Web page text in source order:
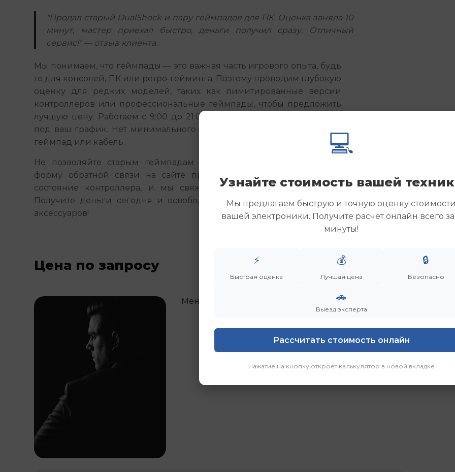
"Продал старый DualShock и пару геймпадов для ПК. Оценка заняла 10
минут, мастер приехал быстро, деньги получил сразу. Отличный
сервис!" — отзыв клиента.
Мы понимаем, что геймпады — это важная часть игрового опыта, будь
то для консолей, ПК или ретро-гейминга. Поэтому проводим глубокую
оценку для редких моделей, таких как лимитированные версии
контроллеров или профессиональные геймпады, чтобы предложить
лучшую цену. Работаем с 9:00 до 21:00 без выходных, подстраиваясь
под ваш график. Нет минимального объема — выкупаем даже один
геймпад или кабель.
Не позволяйте старым геймпадам пылиться без дела. Заполните
форму обратной связи на сайте прямо сейчас, указав модель и
состояние контроллера, и мы свяжемся с вами в течение часа.
Получите деньги сегодня и освободите место для новых игровых
аксессуаров!
Цена по запросу
Менеджер
💻
Узнайте стоимость вашей
Мы предлагаем быструю и точную оценку стоимости
вашей электроники. Получите расчет онлайн всего
минуты!
⚡
Быстрая оценка
💰
Лучшая цена
🔒
Безопасно
🚗
Выезд эксперта
Рассчитать стоимость онлайн
Нажатие на кнопку откроет калькулятор в новой вкладке